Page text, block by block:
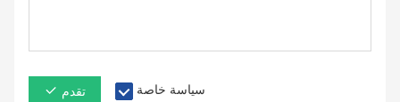
تقدم سياسة خاصة